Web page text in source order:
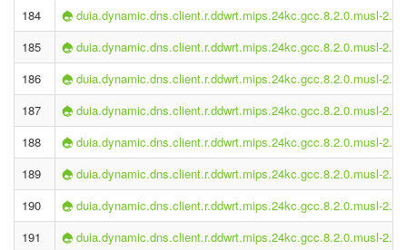
184
duia.dynamic.dns.client.r.ddwrt.mips.24kc.gcc.8.2.0.musl-
185
duia.dynamic.dns.client.r.ddwrt.mips.24kc.gcc.8.2.0.musl-
186
duia.dynamic.dns.client.r.ddwrt.mips.24kc.gcc.8.2.0.musl-
187
duia.dynamic.dns.client.r.ddwrt.mips.24kc.gcc.8.2.0.musl-
188
duia.dynamic.dns.client.r.ddwrt.mips.24kc.gcc.8.2.0.musl-
189
duia.dynamic.dns.client.r.ddwrt.mips.24kc.gcc.8.2.0.musl-
190
duia.dynamic.dns.client.r.ddwrt.mips.24kc.gcc.8.2.0.musl-
191
duia.dynamic.dns.client.r.ddwrt.mips.24kc.gcc.8.2.0.musl-